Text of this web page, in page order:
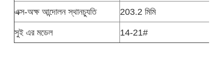
এক্স-অক্ষ আন্দোলন স্থানচ্যুতি
203.2 মিমি
সুই এর মডেল
14-21#